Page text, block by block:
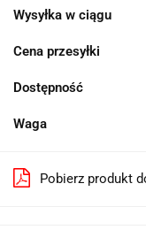
Wysyłka w ciągu
Cena przesyłki
Dostępność
Waga
Pobierz produkt